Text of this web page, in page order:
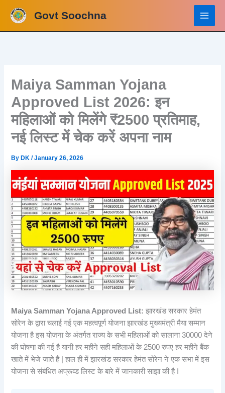
content
Govt Soochna
Maiya Samman Yojana
Approved List 2026: इन
महिलाओं को मिलेंगे ₹2500 प्रतिमाह,
नई लिस्ट में चेक करें अपना नाम
By DK/January 26, 2026
Maiya Samman Yojana Approved List:झारखंड सरकार हेमंत
सोरेन के द्वारा चलाई गई एक महत्वपूर्ण योजना झारखंड मुख्यमंत्री मैया सम्मान
योजना है इस योजना के अंतर्गत राज्य के सभी महिलाओं को सालाना 30000 देने
की घोषणा की गई है यानी हर महीने सही महिलाओं के 2500 रुपए हर महीने बैंक
खाते में भेजे जाते हैं | हाल ही में झारखंड सरकार हेमंत सोरेन ने एक सभा में इस
योजना से संबंधित अप्रूव्ड लिस्ट के बारे में जानकारी साझा की है I